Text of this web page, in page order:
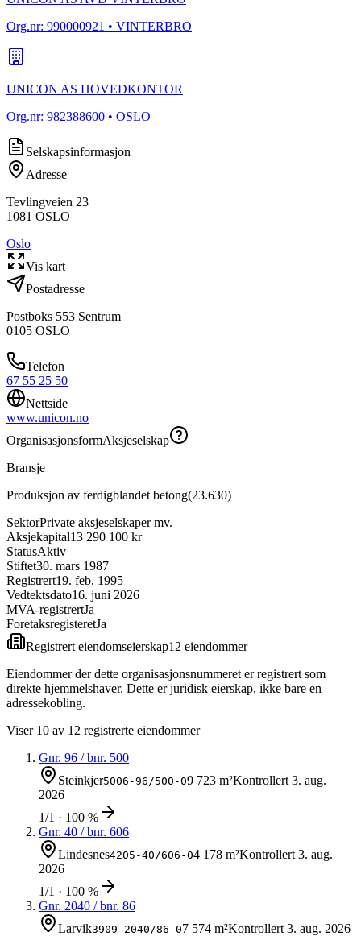
Org.nr: 990000921 • VINTERBRO
UNICON AS HOVEDKONTOR
Org.nr: 982388600 • OSLO
Selskapsinformasjon
Adresse
Tevlingveien 23
1081 OSLO
Oslo
Vis kart
Postadresse
Postboks 553 Sentrum
0105 OSLO
Telefon
67 55 25 50
Nettside
www.unicon.no
OrganisasjonsformAksjeselskap
Bransje
Produksjon av ferdigblandet betong(23.630)
SektorPrivate aksjeselskaper mv.
Aksjekapital13 290 100 kr
StatusAktiv
Stiftet30. mars 1987
Registrert19. feb. 1995
Vedtektsdato16. juni 2026
MVA-registrertJa
ForetaksregisteretJa
Registrert eiendomseierskap12 eiendommer
Eiendommer der dette organisasjonsnummeret er registrert som
direkte hjemmelshaver. Dette er juridisk eierskap, ikke bare en
adressekobling.
Viser 10 av 12 registrerte eiendommer
Gnr. 96 / bnr. 500
Steinkjer5006-96/500-09 723 m²Kontrollert 3. aug.
2026
1/1 · 100 %
Gnr. 40 / bnr. 606
Lindesnes4205-40/606-04 178 m²Kontrollert 3. aug.
2026
1/1 · 100 %
Gnr. 2040 / bnr. 86
Larvik3909-2040/86-07 574 m²Kontrollert 3. aug. 2026